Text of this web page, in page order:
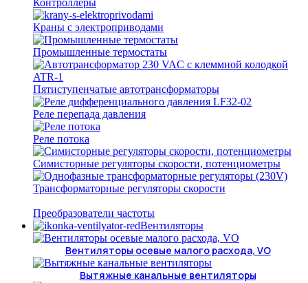
Контроллеры
Краны с электроприводами
Промышленные термостаты
Пятиступенчатые автотрансформаторы
Реле перепада давления
Реле потока
Симисторные регуляторы скорости, потенциометры
Трансформаторные регуляторы скорости
Преобразователи частоты
Вентиляторы
Вентиляторы осевые малого расхода, VO
Вытяжные канальные вентиляторы